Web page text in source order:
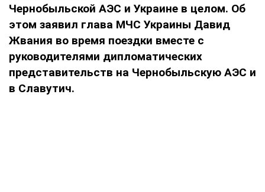
Чернобыльской АЭС и Украине в целом. Об
этом заявил глава МЧС Украины Давид
Жвания во время поездки вместе с
руководителями дипломатических
представительств на Чернобыльскую АЭС и
в Славутич.